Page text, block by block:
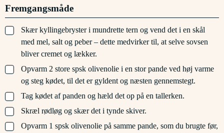
Fremgangsmåde
▢
Skær kyllingebryster i mundrette tern og vend det i en skål
med mel, salt og peber – dette medvirker til, at selve sovsen
bliver cremet og lækker.
▢
Opvarm 2 store spsk olivenolie i en stor pande ved høj varme
og steg kødet, til det er gyldent og næsten gennemstegt.
▢
Tag kødet af panden og hæld det op på en tallerken.
▢
Skræl rødløg og skær det i tynde skiver.
▢
Opvarm 1 spsk olivenolie på samme pande, som du brugte før,